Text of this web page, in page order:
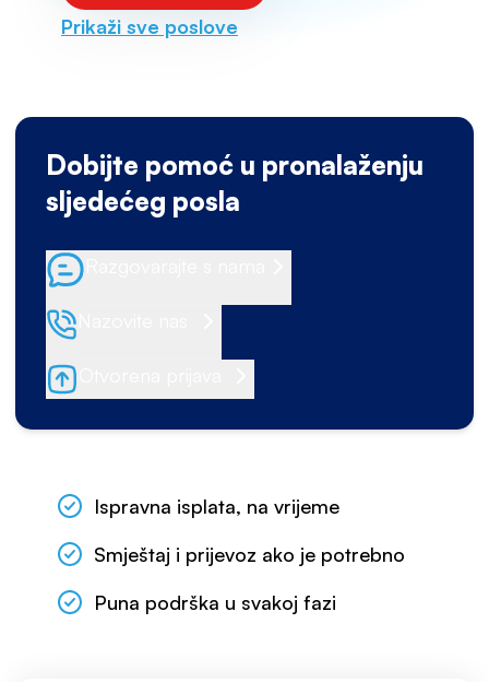
Prikaži sve poslove
Dobijte pomoć u pronalaženju
sljedećeg posla
Ispravna isplata, na vrijeme
Smještaj i prijevoz ako je potrebno
Puna podrška u svakoj fazi